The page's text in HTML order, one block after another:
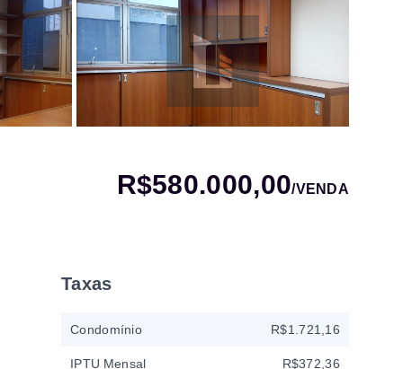
R$580.000,00/VENDA
Taxas
Condomínio R$1.721,16
IPTU Mensal R$372,36